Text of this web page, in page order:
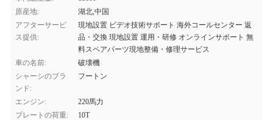
原産地:
湖北,中国
アフターサービ
ス提供:
現地設置 ビデオ技術サポート 海外コールセンター 返
品・交換 現地設置 運用・研修 オンラインサポート 無
料スペアパーツ現地整備・修理サービス
車の名前:
破壊機
シャーシのブラ
ンド:
フートン
エンジン:
220馬力
プレートの荷重:
10T